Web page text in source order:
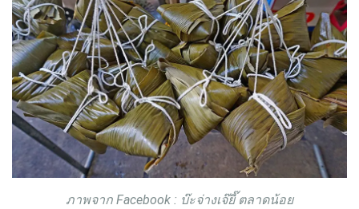
ภาพจาก Facebook : บ๊ะจ่างเจ๊ยี๊ ตลาดน้อย